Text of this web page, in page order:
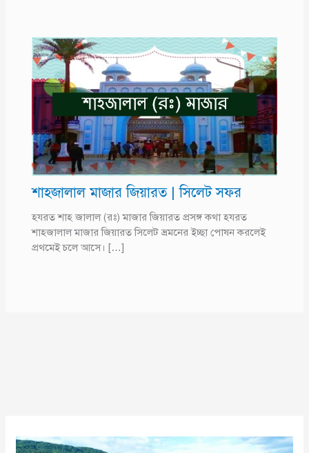
শাহজালাল মাজার জিয়ারত | সিলেট সফর
হযরত শাহ জালাল (রঃ) মাজার জিয়ারত প্রসঙ্গ কথা হযরত
শাহজালাল মাজার জিয়ারত সিলেট ভ্রমনের ইচ্ছা পোষন করলেই
প্রথমেই চলে আসে। […]